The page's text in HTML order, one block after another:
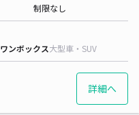
制限なし
ワンボックス大型車・SUV
詳細へ